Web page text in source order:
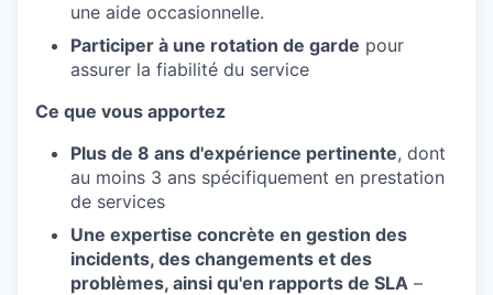
une aide occasionnelle.
Participer à une rotation de garde pour
assurer la fiabilité du service
Ce que vous apportez
Plus de 8 ans d'expérience pertinente, dont
au moins 3 ans spécifiquement en prestation
de services
Une expertise concrète en gestion des
incidents, des changements et des
problèmes, ainsi qu'en rapports de SLA –